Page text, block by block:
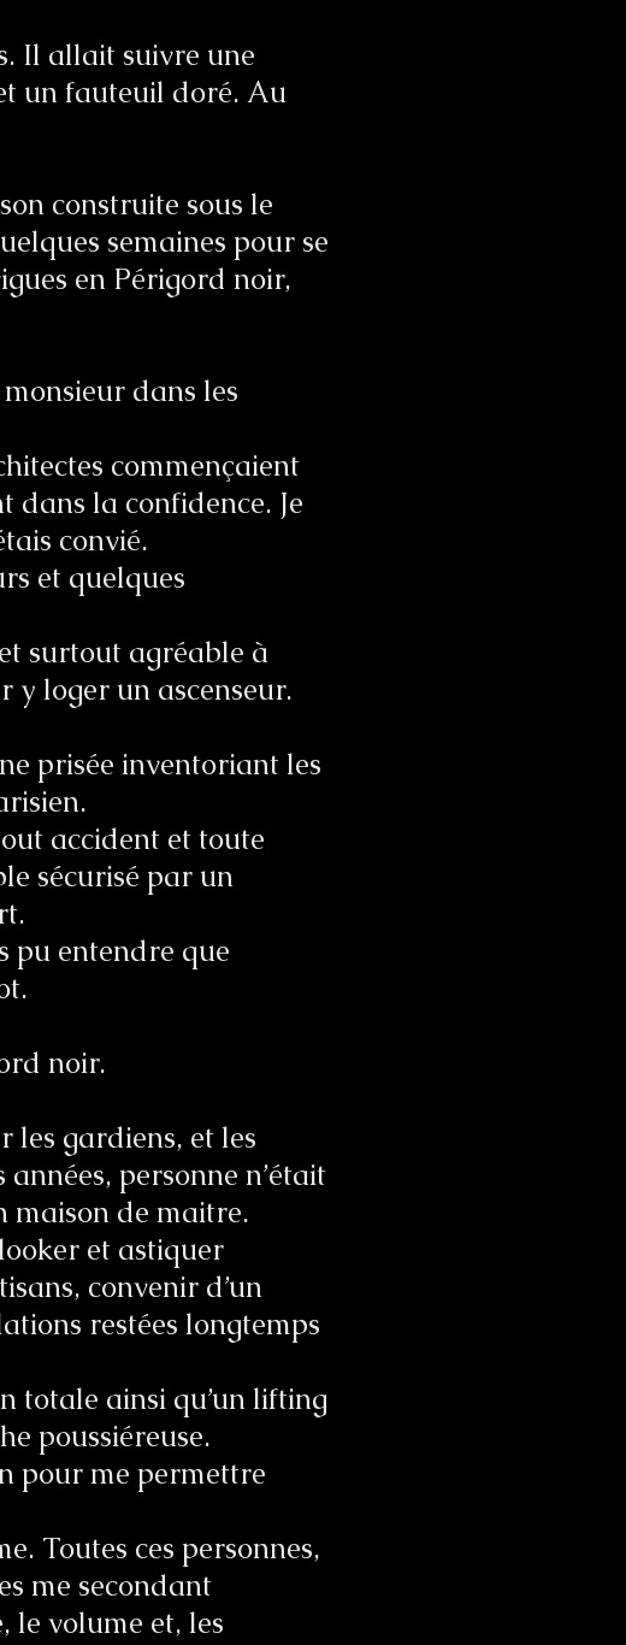
Il allait suivre une
un fauteuil doré. Au
construite sous le
semaines pour se
en Périgord noir,
dans les
commençaient
dans la confidence. Je
convié.
et quelques
surtout agréable à
y loger un ascenseur.
prisée inventoriant les
accident et toute
sécurisé par un
pu entendre que
noir.
les gardiens, et les
personne n’était
maison de maitre.
et astiquer
convenir d’un
restées longtemps
totale ainsi qu’un lifting
poussiéreuse.
pour me permettre
Toutes ces personnes,
me secondant
le volume et, les